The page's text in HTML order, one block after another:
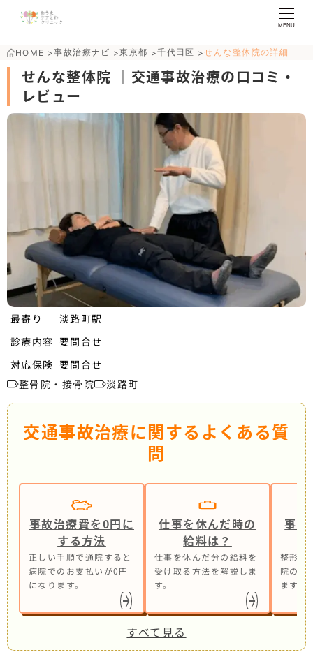
MENU
HOME >事故治療ナビ >東京都 >千代田区 >せんな整体院の詳細
せんな整体院 ｜交通事故治療の口コミ・
レビュー
最寄り
淡路町駅
診療内容 要問合せ
対応保険 要問合せ
整骨院・接骨院
淡路町
交通事故治療に関するよくある質
問
事故治療費を0円に
する方法
正しい手順で通院すると
病院でのお支払いが0円
になります。
仕事を休んだ時の
給料は？
仕事を休んだ分の給料を
受け取る方法を解説しま
す。
事故
整形外
院の併
ます。
すべて見る